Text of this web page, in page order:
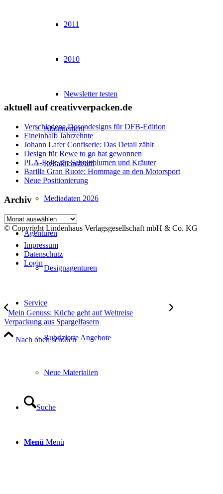
2011
2010
Newsletter testen
Abonnement
Redaktionsteam
Mediadaten 2026
Agenturen
Designagenturen
Service
Rubrizierte Angebote
Neue Materialien
Suche
Menü Menü
aktuell auf creativverpacken.de
Verschiedene Dosendesigns für DFB-Edition
Eineinhalb Jahrzehnte
Johann Lafer Confiserie: Das Detail zählt
Design für Rewe to go hat gewonnen
PLA-Folie für Schnittblumen und Kräuter
Barilla Gran Ruote: Hommage an den Motorsport
Neue Positionierung
Archiv
Archiv
© Copyright Lindenhaus Verlagsgesellschaft mbH & Co. KG
Impressum
Datenschutz
Login
Mein Genuss: Küche geht auf Weltreise
Verpackung aus Spargelfasern
Nach oben scrollen